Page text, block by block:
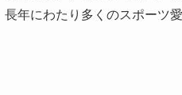
年にわたり多くのスポーツ